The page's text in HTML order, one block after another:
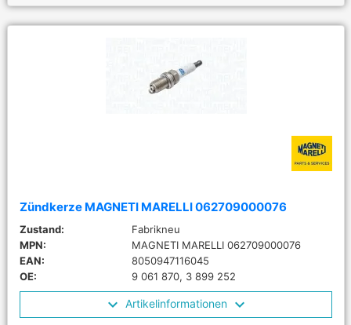
Zündkerze MAGNETI MARELLI 062709000076
Zustand:
Fabrikneu
MPN:
MAGNETI MARELLI 062709000076
EAN:
8050947116045
OE:
9 061 870, 3 899 252
Artikelinformationen